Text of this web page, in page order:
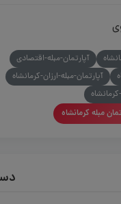
آپارتمان-مبله-اقتصادی
آپارتمان-مبله-ارزان-کرمانشاه
مبله کرمانشاه